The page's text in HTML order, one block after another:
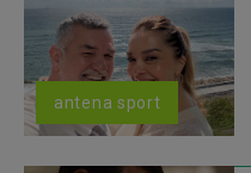
antena sport